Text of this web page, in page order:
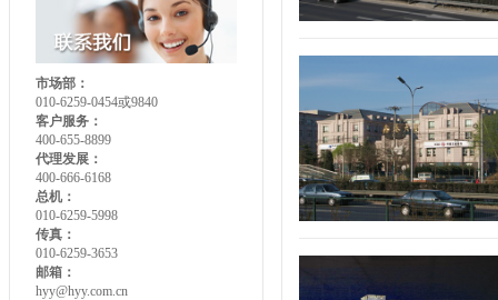
市场部：
010-6259-0454或9840
客户服务：
400-655-8899
代理发展：
400-666-6168
总机：
010-6259-5998
传真：
010-6259-3653
邮箱：
hyy@hyy.com.cn